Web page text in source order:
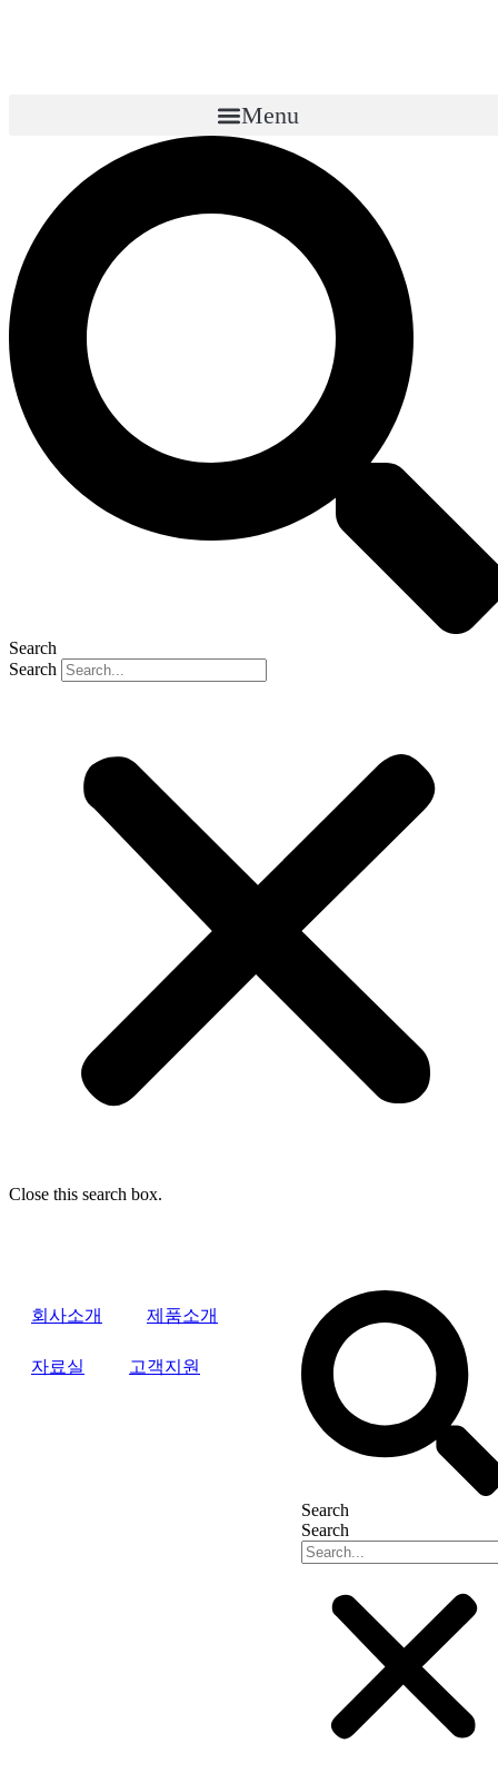
Menu
Search
Search
Close this search box.
회사소개 제품소개
자료실 고객지원
Search
Search